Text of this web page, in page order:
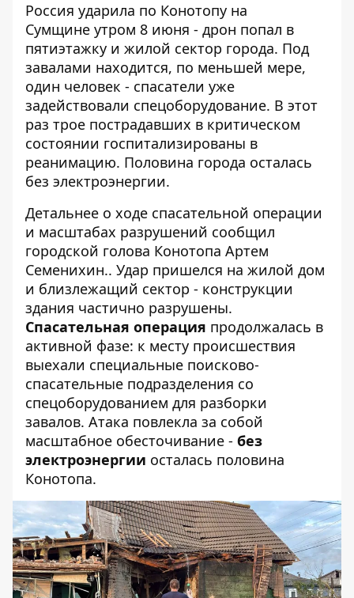
Россия ударила по Конотопу на
Сумщине утром 8 июня - дрон попал в
пятиэтажку и жилой сектор города. Под
завалами находится, по меньшей мере,
один человек - спасатели уже
задействовали спецоборудование. В этот
раз трое пострадавших в критическом
состоянии госпитализированы в
реанимацию. Половина города осталась
без электроэнергии.
Детальнее о ходе спасательной операции
и масштабах разрушений сообщил
городской голова Конотопа Артем
Семенихин.. Удар пришелся на жилой дом
и близлежащий сектор - конструкции
здания частично разрушены.
Спасательная операция продолжалась в
активной фазе: к месту происшествия
выехали специальные поисково-
спасательные подразделения со
спецоборудованием для разборки
завалов. Атака повлекла за собой
масштабное обесточивание - без
электроэнергии осталась половина
Конотопа.